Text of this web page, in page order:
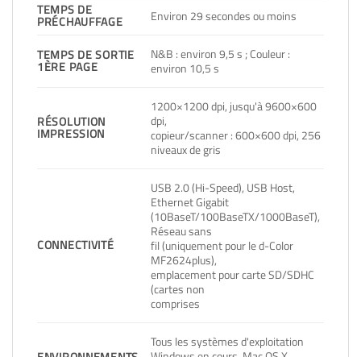
TEMPS DE
PRÉCHAUFFAGE Environ 29 secondes ou moins
TEMPS DE SORTIE
1ÈRE PAGE
N&B : environ 9,5 s ; Couleur :
environ 10,5 s
RÉSOLUTION
IMPRESSION
1200×1200 dpi, jusqu'à 9600×600
dpi,
copieur/scanner : 600×600 dpi, 256
niveaux de gris
CONNECTIVITÉ
USB 2.0 (Hi-Speed), USB Host,
Ethernet Gigabit
(10BaseT/100BaseTX/1000BaseT),
Réseau sans
fil (uniquement pour le d-Color
MF2624plus),
emplacement pour carte SD/SDHC
(cartes non
comprises
Tous les systèmes d'exploitation